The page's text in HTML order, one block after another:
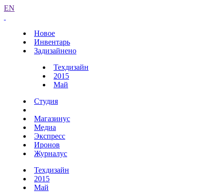
EN
Новое
Инвентарь
Задизайнено
Техдизайн
2015
Май
Студия
Магазинус
Медиа
Экспресс
Иронов
Журналус
Техдизайн
2015
Май